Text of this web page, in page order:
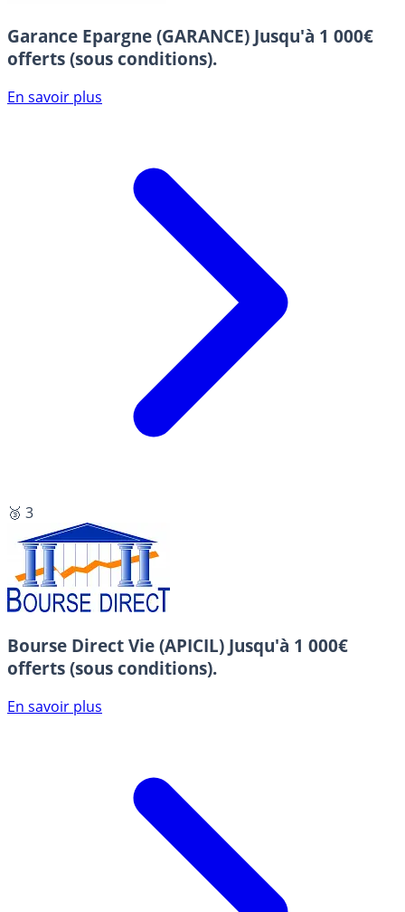
Garance Epargne (GARANCE) Jusqu'à 1 000€
offerts (sous conditions).
En savoir plus
🥉 3
Bourse Direct Vie (APICIL) Jusqu'à 1 000€
offerts (sous conditions).
En savoir plus